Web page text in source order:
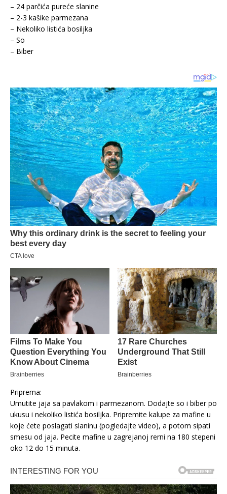
– 24 parčića pureće slanine
– 2-3 kašike parmezana
– Nekoliko listića bosiljka
– So
– Biber
Priprema:
Umutite jaja sa pavlakom i parmezanom. Dodajte so i biber po
ukusu i nekoliko listića bosiljka. Pripremite kalupe za mafine u
koje ćete poslagati slaninu (pogledajte video), a potom sipati
smesu od jaja. Pecite mafine u zagrejanoj rerni na 180 stepeni
oko 12 do 15 minuta.